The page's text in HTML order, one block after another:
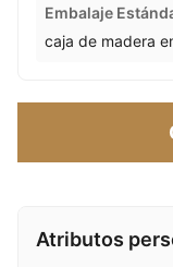
Embalaje
caja de madera
Atributos